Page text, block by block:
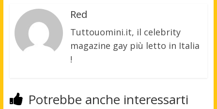
Red
Tuttouomini.it, il celebrity
magazine gay più letto in Italia
!
Potrebbe anche interessarti